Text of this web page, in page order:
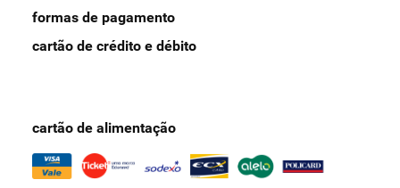
formas de pagamento
cartão de crédito e débito
cartão de alimentação